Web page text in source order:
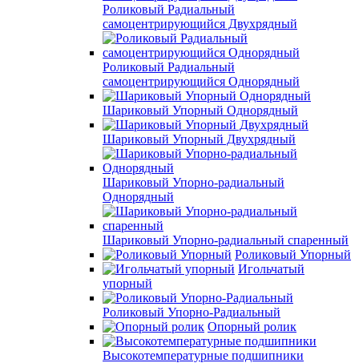
Роликовый Радиальный
самоцентрирующийся Двухрядный
Роликовый Радиальный
самоцентрирующийся Однорядный
Шариковый Упорный Однорядный
Шариковый Упорный Двухрядный
Шариковый Упорно-радиальный
Однорядный
Шариковый Упорно-радиальный спаренный
Роликовый Упорный
Игольчатый
упорный
Роликовый Упорно-Радиальный
Опорный ролик
Высокотемпературные подшипники